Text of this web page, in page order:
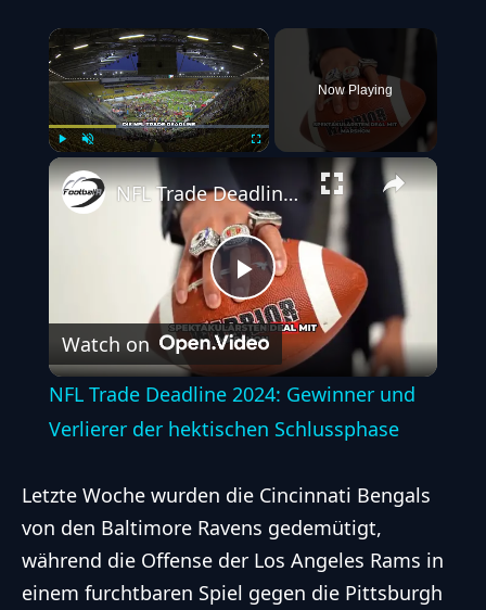
×
Play Unmute
Now Playing
Play
Video
NFL Trade Deadline 2024: Gewinner und Verlierer der hektischen Schlussphase
Watch on
NFL Trade Deadline 2024: Gewinner und
Verlierer der hektischen Schlussphase
Letzte Woche wurden die Cincinnati Bengals
von den Baltimore Ravens gedemütigt,
während die Offense der Los Angeles Rams in
einem furchtbaren Spiel gegen die Pittsburgh